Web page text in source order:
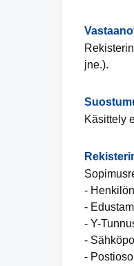
jne.).
Käsittely
-
-
- Y-
-
-